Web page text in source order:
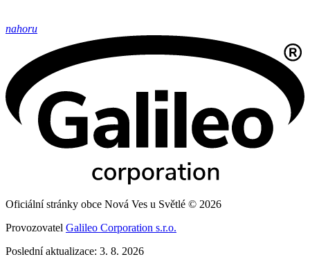
nahoru
Oficiální stránky obce Nová Ves u Světlé © 2026
Provozovatel Galileo Corporation s.r.o.
Poslední aktualizace: 3. 8. 2026